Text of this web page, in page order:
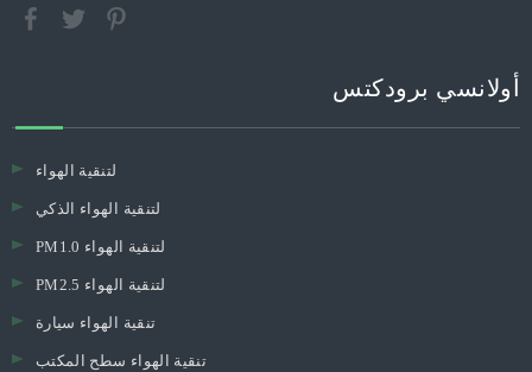
أولانسي برودكتس
لتنقية الهواء
لتنقية الهواء الذكي
PM1.0 لتنقية الهواء
PM2.5 لتنقية الهواء
تنقية الهواء سيارة
تنقية الهواء سطح المكتب